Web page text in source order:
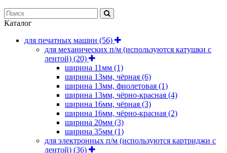
Каталог
для печатных машин (56)
для механических п/м (используются катушки с
лентой) (20)
ширина 11мм (1)
ширина 13мм, чёрная (6)
ширина 13мм, фиолетовая (1)
ширина 13мм, чёрно-красная (4)
ширина 16мм, чёрная (3)
ширина 16мм, чёрно-красная (2)
ширина 20мм (3)
ширина 35мм (1)
для электронных п/м (используются картриджи с
лентой) (36)